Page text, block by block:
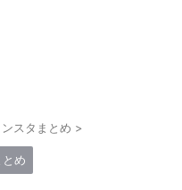
スタまとめ >
め